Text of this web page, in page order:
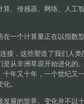
、传感器、网络、人工
一个计算量正在以指数
接，这些塑造了我们人类
从非洲草原开始进化的
年又十年，一个世纪又
。
展的世界。变化并不以